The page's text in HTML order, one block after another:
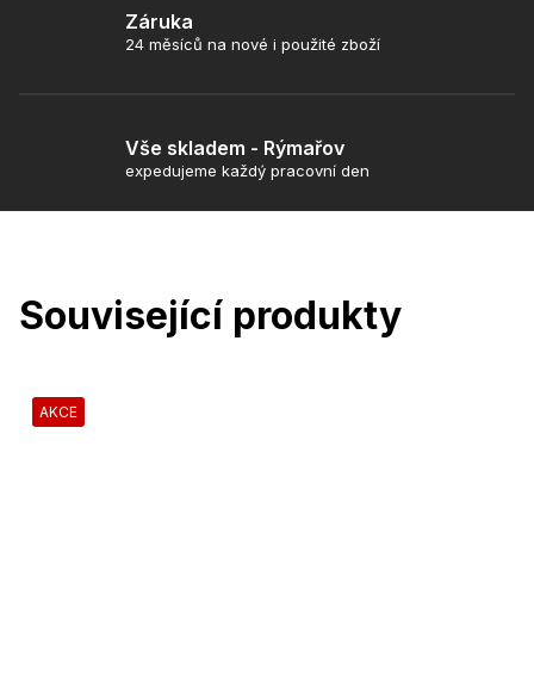
Záruka
24 měsíců na nové i použité zboží
Vše skladem - Rýmařov
expedujeme každý pracovní den
Související produkty
AKCE